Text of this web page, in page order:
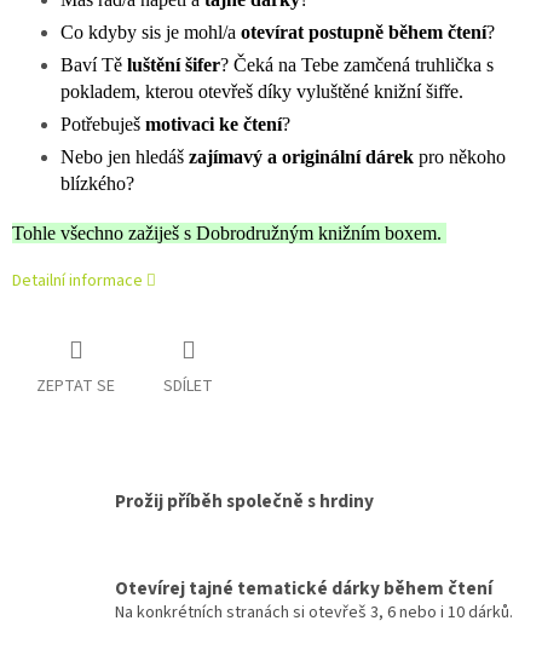
Co kdyby sis je mohl/a otevírat postupně během čtení?
Baví Tě luštění šifer? Čeká na Tebe zamčená truhlička s
pokladem, kterou otevřeš díky vyluštěné knižní šifře.
Potřebuješ motivaci ke čtení?
Nebo jen hledáš zajímavý a originální dárek pro někoho
blízkého?
Tohle všechno zažiješ s Dobrodružným knižním boxem.
Detailní informace
ZEPTAT SE SDÍLET
Prožij příběh společně s hrdiny
Otevírej tajné tematické dárky během čtení
Na konkrétních stranách si otevřeš 3, 6 nebo i 10 dárků.